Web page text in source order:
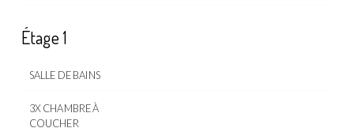
Étage 1
SALLE DE BAINS
3X CHAMBRE À
COUCHER